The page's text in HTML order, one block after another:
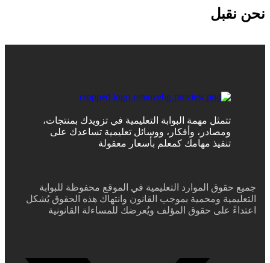
نحن نقبل
تتمثل مهمة البوابة التعليمية في تزويدك بمنتجات،
ومصادر، وأفكار، ووسائل تعليمية تساعدك على
تنفيذ مهامك كمعلم بأسعار معقولة
جميع حقوق الموارد التعليمية في الموقع محفوظة للبوابة
التعليمية ومحمية بموجب القانون وانتهاك هذه الحقوق يُشكل
اعتداءً على حقوق المؤلف ويُعرضك للمساءلة القانونية